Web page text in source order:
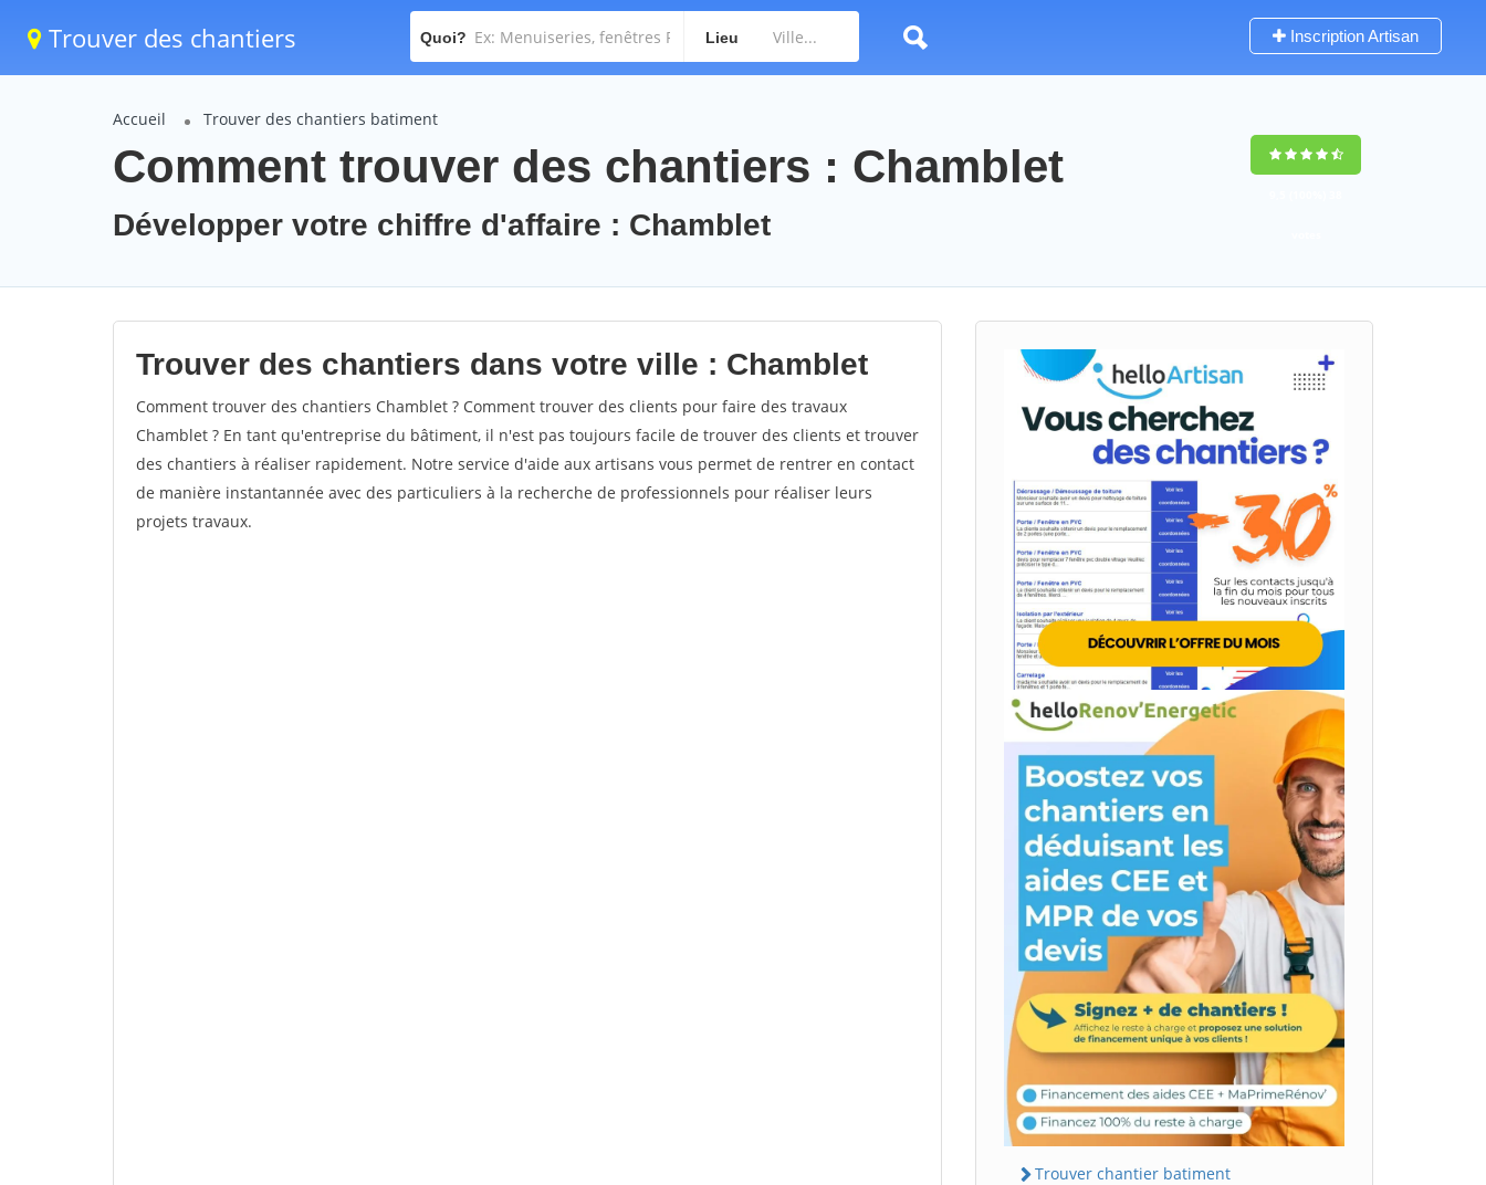
Trouver des chantiers Quoi? Lieu Inscription Artisan
Accueil Trouver des chantiers batiment
Comment trouver des chantiers : Chamblet
Développer votre chiffre d'affaire : Chamblet
Trouver des chantiers dans votre ville : Chamblet
Comment trouver des chantiers Chamblet ? Comment trouver des clients pour faire des travaux
Chamblet ? En tant qu'entreprise du bâtiment, il n'est pas toujours facile de trouver des clients et trouver
des chantiers à réaliser rapidement. Notre service d'aide aux artisans vous permet de rentrer en contact
de manière instantannée avec des particuliers à la recherche de professionnels pour réaliser leurs
projets travaux.
Trouver chantier batiment